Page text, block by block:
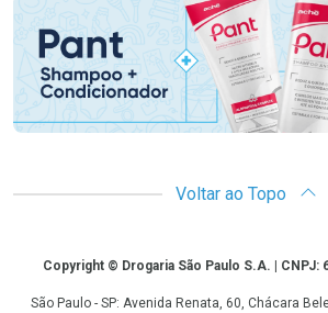
Voltar ao Topo
CopyrightCopyright © Drogaria São Paulo S.A. | CNPJ:
São Paulo - SP: Avenida Renata, 60, Chácara